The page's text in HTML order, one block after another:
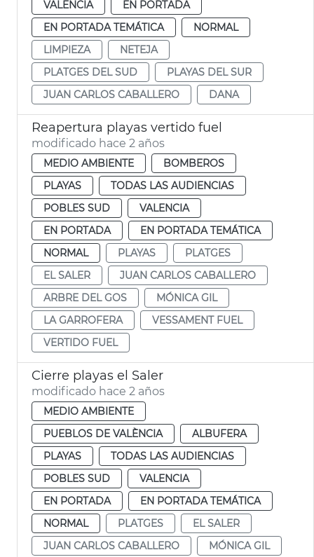
VALENCIA
EN PORTADA
EN PORTADA TEMÁTICA
NORMAL
LIMPIEZA
NETEJA
PLATGES DEL SUD
PLAYAS DEL SUR
JUAN CARLOS CABALLERO
DANA
Reapertura playas vertido fuel
modificado hace 2 años
MEDIO AMBIENTE
BOMBEROS
PLAYAS
TODAS LAS AUDIENCIAS
POBLES SUD
VALENCIA
EN PORTADA
EN PORTADA TEMÁTICA
NORMAL
PLAYAS
PLATGES
EL SALER
JUAN CARLOS CABALLERO
ARBRE DEL GOS
MÓNICA GIL
LA GARROFERA
VESSAMENT FUEL
VERTIDO FUEL
Cierre playas el Saler
modificado hace 2 años
MEDIO AMBIENTE
PUEBLOS DE VALÈNCIA
ALBUFERA
PLAYAS
TODAS LAS AUDIENCIAS
POBLES SUD
VALENCIA
EN PORTADA
EN PORTADA TEMÁTICA
NORMAL
PLATGES
EL SALER
JUAN CARLOS CABALLERO
MÓNICA GIL